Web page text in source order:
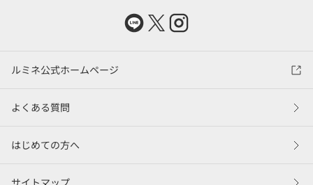
ルミネ公式ホームページ
よくある質問
はじめての方へ